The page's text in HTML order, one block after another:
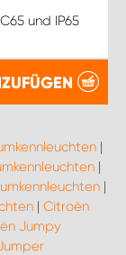
und IP65
|
|
|
| Citroën
Jumpy